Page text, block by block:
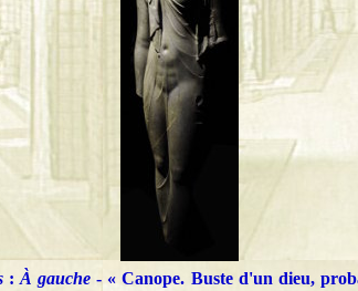
:À gauche - « Canope. Buste d'un dieu,